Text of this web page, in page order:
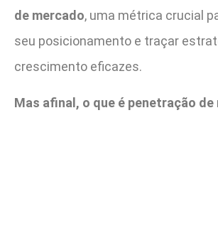
de mercado, uma métrica crucial
seu posicionamento e traçar
crescimento eficazes.
Mas afinal, o que é penetração de